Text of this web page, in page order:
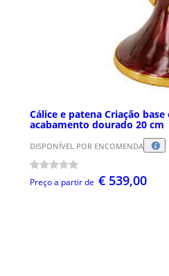
Cálice e patena Criação
acabamento dourado 20 cm
DISPONÍVEL POR ENCOMENDA
Preço a partir de € 539,00